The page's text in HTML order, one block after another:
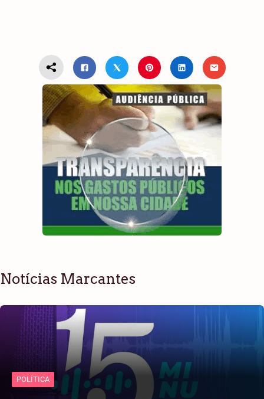
Notícias Marcantes
POLÍTICA